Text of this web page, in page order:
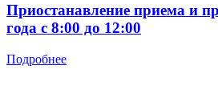
Приостанавление приема и
года с 8:00 до 12:00
Подробнее